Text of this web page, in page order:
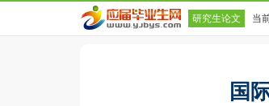
研究生论文 当
国